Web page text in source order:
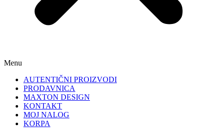
Menu
AUTENTIČNI PROIZVODI
PRODAVNICA
MAXTON DESIGN
KONTAKT
MOJ NALOG
KORPA